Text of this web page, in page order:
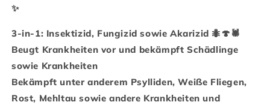
✨
3-in-1: Insektizid, Fungizid sowie Akarizid 🐜🍄🕷️
Beugt Krankheiten vor und bekämpft Schädlinge
sowie Krankheiten
Bekämpft unter anderem Psylliden, Weiße Fliegen,
Rost, Mehltau sowie andere Krankheiten und